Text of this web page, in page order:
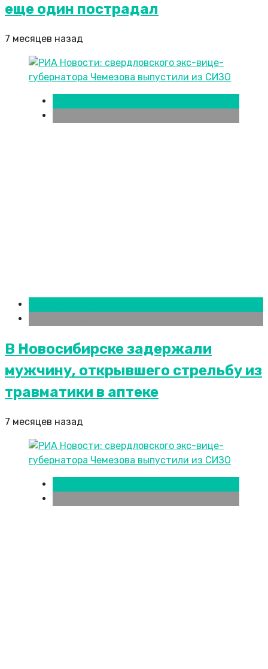
еще один пострадал
7 месяцев назад
В Новосибирске задержали
мужчину, открывшего стрельбу из
травматики в аптеке
7 месяцев назад